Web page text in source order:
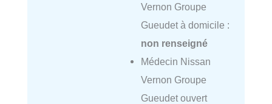
Vernon Groupe
Gueudet à domicile :
non renseigné
Médecin Nissan
Vernon Groupe
Gueudet ouvert